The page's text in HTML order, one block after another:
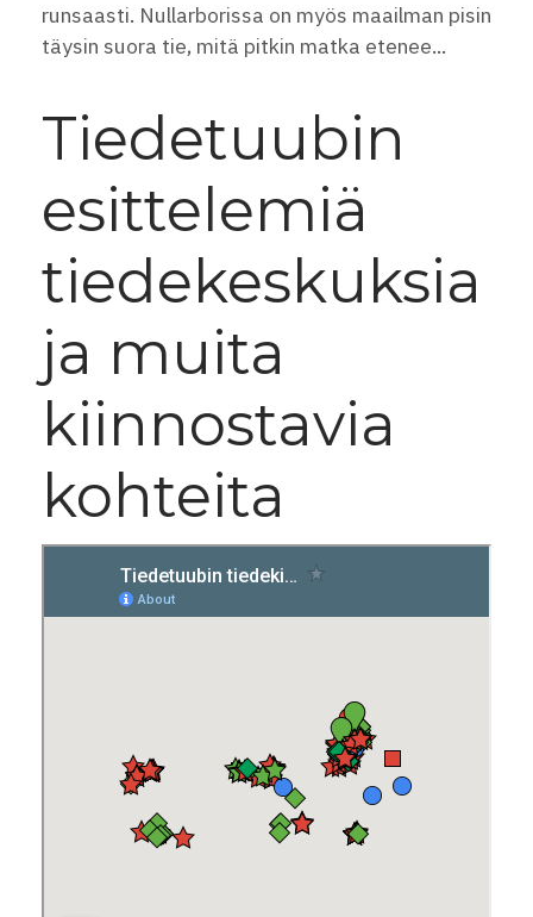
runsaasti. Nullarborissa on myös maailman pisin
täysin suora tie, mitä pitkin matka etenee...
Tiedetuubin
esittelemiä
tiedekeskuksia
ja muita
kiinnostavia
kohteita